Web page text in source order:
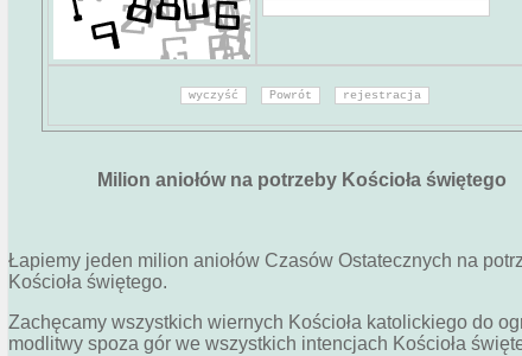
Milion aniołów na potrzeby Kościoła świętego
Łapiemy jeden milion aniołów Czasów Ostatecznych na
Kościoła świętego.
Zachęcamy wszystkich wiernych Kościoła katolickiego do
modlitwy spoza gór we wszystkich intencjach Kościoła